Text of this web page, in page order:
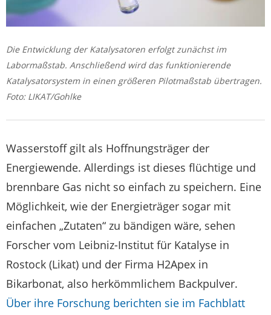
Die Entwicklung der Katalysatoren erfolgt zunächst im
Labormaßstab. Anschließend wird das funktionierende
Katalysatorsystem in einen größeren Pilotmaßstab übertragen.
Foto: LIKAT/Gohlke
Wasserstoff gilt als Hoffnungsträger der
Energiewende. Allerdings ist dieses flüchtige und
brennbare Gas nicht so einfach zu speichern. Eine
Möglichkeit, wie der Energieträger sogar mit
einfachen „Zutaten“ zu bändigen wäre, sehen
Forscher vom Leibniz-Institut für Katalyse in
Rostock (Likat) und der Firma H2Apex in
Bikarbonat, also herkömmlichem Backpulver.
Über ihre Forschung berichten sie im Fachblatt